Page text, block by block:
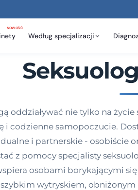
NOWOŚĆ
Według specjalizacji
oddziaływać nie tylko na życie
i codzienne samopoczucie.
i partnerskie - osobiście
z pomocy specjalisty
osobami borykającymi się
wytryskiem, obniżonym